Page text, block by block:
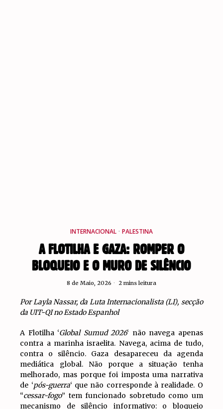
INTERNACIONAL · PALESTINA
A FLOTILHA E GAZA: ROMPER O
BLOQUEIO E O MURO DE SILÊNCIO
8 de Maio, 2026 2 mins leitura
Por Layla Nassar, da Luta Internacionalista (LI), secção
da UIT-QI no Estado Espanhol
A Flotilha ‘Global Sumud 2026‘ não navega apenas
contra a marinha israelita. Navega, acima de tudo,
contra o silêncio. Gaza desapareceu da agenda
mediática global. Não porque a situação tenha
melhorado, mas porque foi imposta uma narrativa
de ‘pós-guerra‘ que não corresponde à realidade. O
“cessar-fogo” tem funcionado sobretudo como um
mecanismo de silêncio informativo: o bloqueio